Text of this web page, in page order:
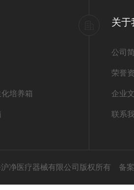
培养箱
关于
公司
荣誉
企业
联系
净医疗器械有限公司版权所有 备